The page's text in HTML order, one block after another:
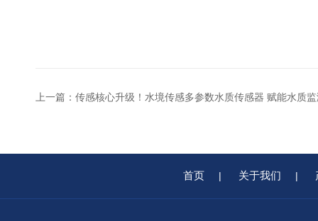
上一篇： 传感核心升级！水境传感多参数水质传感器 赋能水质
首页 | 关于我们 |